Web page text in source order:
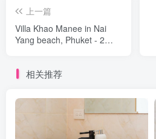
上一篇
Villa Khao Manee in Nai
Yang beach, Phuket - 2
相关推荐